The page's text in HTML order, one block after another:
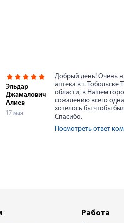
Эльдар
Джамалович
Алиев
17 мая
Добрый день! Очень
аптека в г. Тобольске
области, в Нашем
сожалению всего
хотелось бы чтобы
Спасибо.
Посмотреть ответ
Работа